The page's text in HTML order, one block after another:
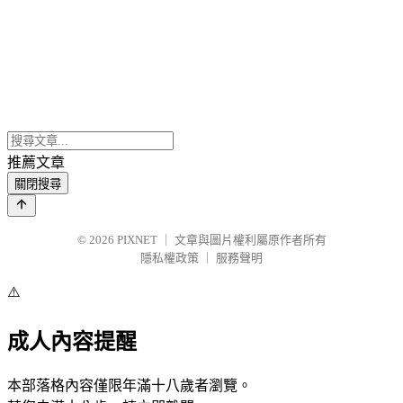
推薦文章
關閉搜尋
© 2026 PIXNET
文章與圖片權利屬原作者所有
隱私權政策
服務聲明
⚠️
成人內容提醒
本部落格內容僅限年滿十八歲者瀏覽。